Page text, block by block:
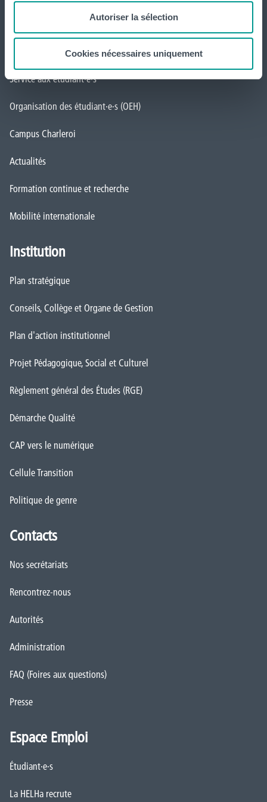
Autoriser la sélection
Cookies nécessaires uniquement
Service aux étudiant·e·s
Organisation des étudiant·e·s (OEH)
Campus Charleroi
Actualités
Formation continue et recherche
Mobilité internationale
Institution
Plan stratégique
Conseils, Collège et Organe de Gestion
Plan d'action institutionnel
Projet Pédagogique, Social et Culturel
Règlement général des Études (RGE)
Démarche Qualité
CAP vers le numérique
Cellule Transition
Politique de genre
Contacts
Nos secrétariats
Rencontrez-nous
Autorités
Administration
FAQ (Foires aux questions)
Presse
Espace Emploi
Étudiant·e·s
La HELHa recrute